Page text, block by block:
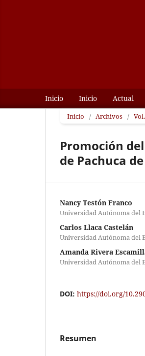
Inicio Inicio Actual
Inicio / Archivos /
Promoción
de Pachuca
Nancy Testón Franco
Universidad Autónoma del
Carlos Llaca Castelán
Universidad Autónoma del
Amanda Rivera
Universidad Autónoma del
DOI: https://doi.org/
Resumen